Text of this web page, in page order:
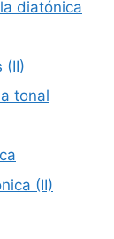
diatónica
(II)
tonal
(II)